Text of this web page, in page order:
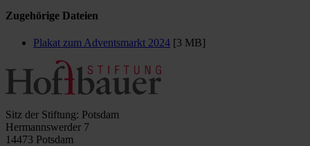
Zugehörige Dateien
Plakat zum Adventsmarkt 2024 [3 MB]
Sitz der Stiftung: Potsdam
Hermannswerder 7
14473 Potsdam